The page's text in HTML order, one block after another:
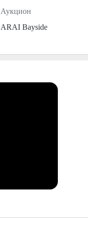
Аукцион
ARAI Bayside